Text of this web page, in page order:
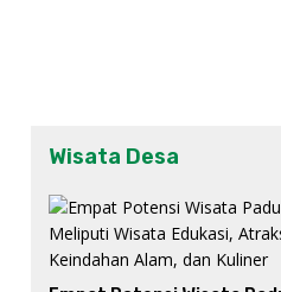
Wisata Desa